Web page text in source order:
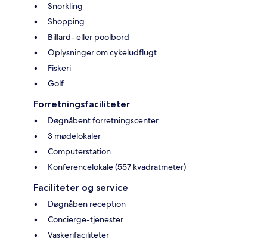
Snorkling
Shopping
Billard- eller poolbord
Oplysninger om cykeludflugt
Fiskeri
Golf
Forretningsfaciliteter
Døgnåbent forretningscenter
3 mødelokaler
Computerstation
Konferencelokale (557 kvadratmeter)
Faciliteter og service
Døgnåben reception
Concierge-tjenester
Vaskerifaciliteter